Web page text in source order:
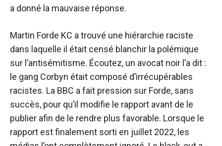
a donné la mauvaise réponse.
Martin Forde KC a trouvé une hiérarchie raciste
dans laquelle il était censé blanchir la polémique
sur l’antisémitisme. Écoutez, un avocat noir l’a dit :
le gang Corbyn était composé d’irrécupérables
racistes. La BBC a fait pression sur Forde, sans
succès, pour qu’il modifie le rapport avant de le
publier afin de le rendre plus favorable. Lorsque le
rapport est finalement sorti en juillet 2022, les